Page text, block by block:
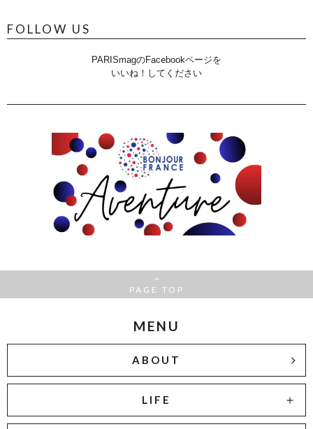
FOLLOW US
PARISmagのFacebookページを
いいね！してください
PAGE TOP
MENU
ABOUT
LIFE